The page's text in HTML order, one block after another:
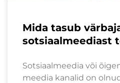
Mida tasub
sotsiaalmeediast
Sotsiaalmeedia või
meedia kanalid on